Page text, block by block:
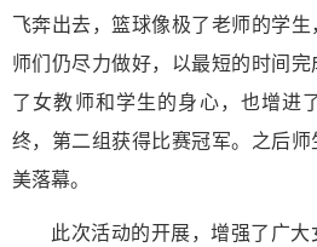
飞奔出去，篮球像极了老师的学
师们仍尽力做好，以最短的时间
了女教师和学生的身心，也增进
终，第二组获得比赛冠军。之后
美落幕。
此次活动的开展，增强了广